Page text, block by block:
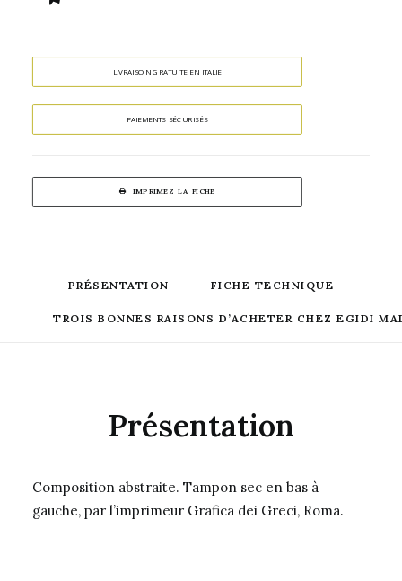
LIVRAISON GRATUITE EN ITALIE
PAIEMENTS SÉCURISÉS
IMPRIMEZ LA FICHE
PRÉSENTATION FICHE TECHNIQUE
TROIS BONNES RAISONS D’ACHETER CHEZ EGIDI
Présentation
Composition abstraite. Tampon sec en bas à
gauche, par l’imprimeur Grafica dei Greci, Roma.